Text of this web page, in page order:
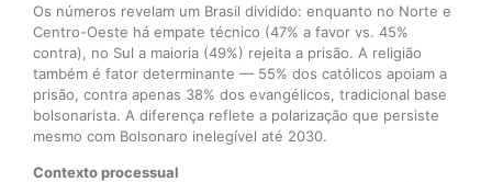
Os números revelam um Brasil dividido: enquanto no Norte e
Centro-Oeste há empate técnico (47% a favor vs. 45%
contra), no Sul a maioria (49%) rejeita a prisão. A religião
também é fator determinante — 55% dos católicos apoiam a
prisão, contra apenas 38% dos evangélicos, tradicional base
bolsonarista. A diferença reflete a polarização que persiste
mesmo com Bolsonaro inelegível até 2030.
Contexto processual